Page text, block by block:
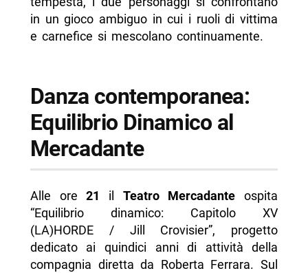
in un gioco ambiguo in cui i ruoli di vittima
e carnefice si mescolano continuamente.
Danza contemporanea:
Equilibrio Dinamico al
Mercadante
Alle ore21 il Teatro Mercadante ospita
“Equilibrio dinamico: Capitolo XV
(LA)HORDE / Jill Crovisier”, progetto
dedicato ai quindici anni di attività della
compagnia diretta da Roberta Ferrara. Sul